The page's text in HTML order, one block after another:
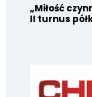
„Miłość
II turnus